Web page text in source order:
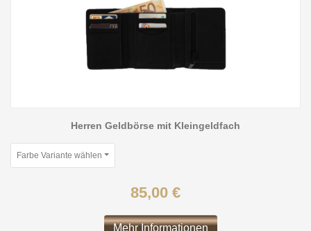
Herren Geldbörse mit Kleingeldfach
Farbe Variante wählen
85,00 €
Mehr Informationen